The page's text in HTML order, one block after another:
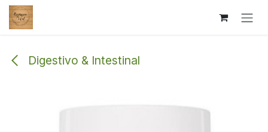
Ir al contenido
Digestivo & Intestinal